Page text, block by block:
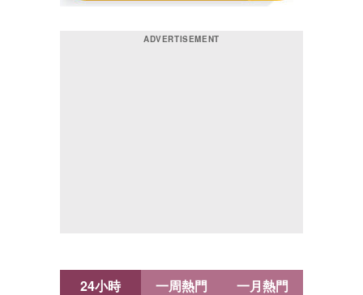
24小時 一周熱門 一月熱門